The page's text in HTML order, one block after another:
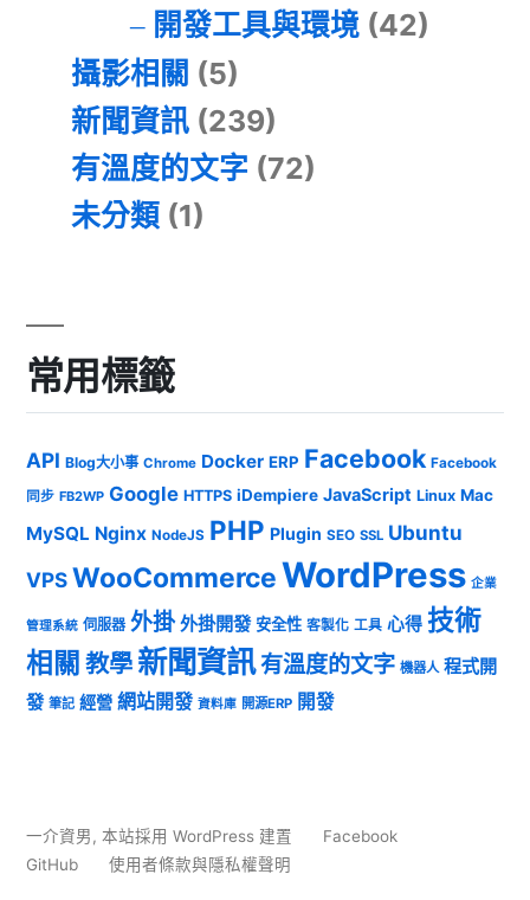
開發工具與環境(42)
攝影相關 (5)
新聞資訊 (239)
有溫度的文字 (72)
未分類 (1)
常用標籤
API Blog大小事 Chrome Docker ERP Facebook Facebook
同步 FB2WP Google HTTPS iDempiere JavaScript Linux Mac
MySQL Nginx NodeJS PHP Plugin SEO SSL Ubuntu
VPSWooCommerceWordPress 企業
管理系統 伺服器 外掛 外掛開發 安全性 客製化 工具 心得 技術
相關 教學 新聞資訊有溫度的文字 機器人 程式開
發 筆記 經營 網站開發 資料庫 開源ERP 開發
一介資男, 本站採用 WordPress 建置
Facebook
GitHub
使用者條款與隱私權聲明